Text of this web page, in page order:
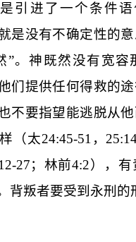
引进了一个条件语
是没有不确定性的
”。神 既然没有宽容
们提供任何得救的
不要指望能逃脱从
（太24:45-51 ，
27；林前4:2），
背叛者要受到永刑的